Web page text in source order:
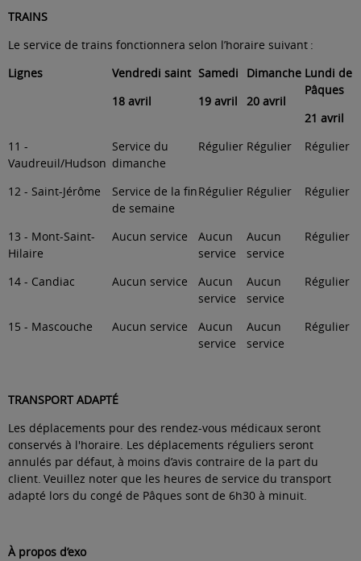
TRAINS
Le service de trains fonctionnera selon l’horaire suivant :
Lignes
Vendredi saint
18 avril
Samedi
19 avril
Dimanche
20 avril
Lundi de
Pâques
21 avril
11 -
Vaudreuil/Hudson
Service du
dimanche
Régulier Régulier Régulier
12 - Saint-Jérôme
Service de la fin
de semaine
Régulier Régulier Régulier
13 - Mont-Saint-
Hilaire
Aucun service
Aucun
service
Aucun
service
Régulier
14 - Candiac Aucun service
Aucun
service
Aucun
service
Régulier
15 - Mascouche Aucun service
Aucun
service
Aucun
service
Régulier
TRANSPORT ADAPTÉ
Les déplacements pour des rendez-vous médicaux seront
conservés à l'horaire. Les déplacements réguliers seront
annulés par défaut, à moins d’avis contraire de la part du
client. Veuillez noter que les heures de service du transport
adapté lors du congé de Pâques sont de 6h30 à minuit.
À propos d’exo